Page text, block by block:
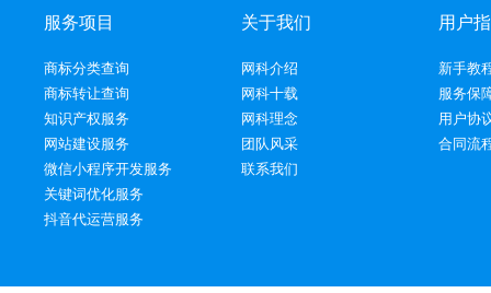
服务项目
商标分类查询
商标转让查询
知识产权服务
网站建设服务
微信小程序开发服务
关键词优化服务
抖音代运营服务
关于我们
网科介绍
网科十载
网科理念
团队风采
联系我们
用户
新手教
服务保
用户协
合同流